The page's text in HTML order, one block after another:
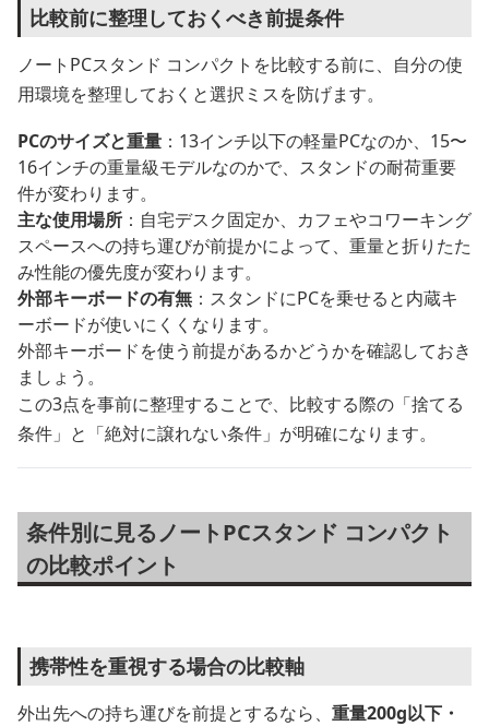
比較前に整理しておくべき前提条件
ノートPCスタンド コンパクトを比較する前に、自分の使
用環境を整理しておくと選択ミスを防げます。
PCのサイズと重量 ：13インチ以下の軽量PCなのか、15〜
16インチの重量級モデルなのかで、スタンドの耐荷重要
件が変わります。
主な使用場所 ：自宅デスク固定か、カフェやコワーキング
スペースへの持ち運びが前提かによって、重量と折りたた
み性能の優先度が変わります。
外部キーボードの有無 ：スタンドにPCを乗せると内蔵キ
ーボードが使いにくくなります。
外部キーボードを使う前提があるかどうかを確認しておき
ましょう。
この3点を事前に整理することで、比較する際の「捨てる
条件」と「絶対に譲れない条件」が明確になります。
条件別に見るノートPCスタンド コンパクト
の比較ポイント
携帯性を重視する場合の比較軸
外出先への持ち運びを前提とするなら、 重量200g以下・